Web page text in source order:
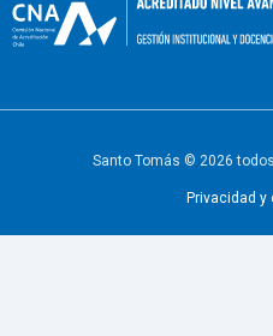
Santo Tomás © 2026
Privacidad